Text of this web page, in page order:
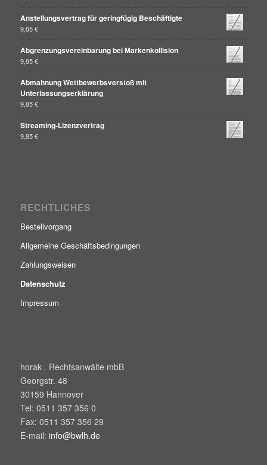
Anstellungsvertrag für geringfügig Beschäftigte
9,85€
Abgrenzungsvereinbarung bei Markenkollision
9,85€
Abmahnung Wettbewerbsverstoß mit
Unterlassungserklärung
9,85€
Streaming-Lizenzvertrag
9,85€
RECHTLICHES
Bestellvorgang
Allgemeine Geschäftsbedingungen
Zahlungsweisen
Datenschutz
Impressum
horak . Rechtsanwälte mbB
Georgstr. 48
30159 Hannover
Tel: 0511 357 356 0
Fax: 0511 357 356 29
E-mail: info@bwlh.de